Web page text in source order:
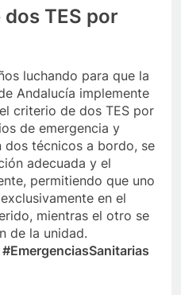
TES por
luchando para que la
Andalucía implemente
criterio de dos TES por
de emergencia y
técnicos a bordo, se
adecuada y el
permitiendo que uno
en el
mientras el otro se
de la unidad.